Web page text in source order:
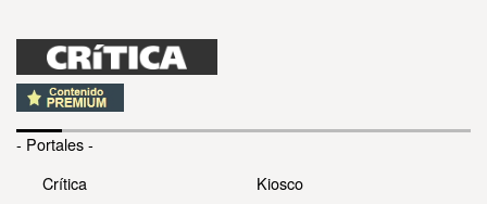
- Portales -
Crítica
Kiosco